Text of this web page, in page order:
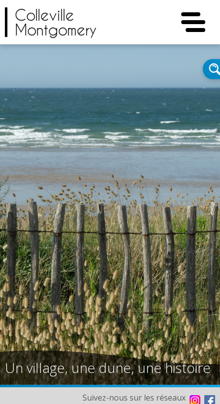
Colleville
Montgomery
Un village, une dune, une histoire
Suivez-nous sur les réseaux